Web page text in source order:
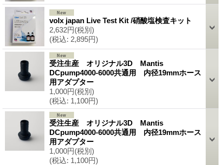
volx japan Live Test Kit /硝酸塩検査キット
2,632円(税別)
(税込: 2,895円)
受注生産 オリジナル3D Mantis
DCpump4000-6000共通用 内径19mmホース
用アダプター
1,000円(税別)
(税込: 1,100円)
受注生産 オリジナル3D Mantis
DCpump4000-6000共通用 内径19mmホース
用アダプター
1,000円(税別)
(税込: 1,100円)